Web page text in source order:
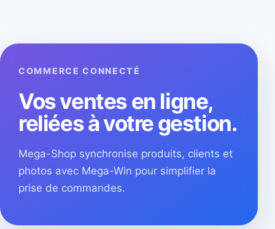
COMMERCE CONNECTÉ
Vos ventes en ligne,
reliées à votre gestion.
Mega-Shop synchronise produits, clients et
photos avec Mega-Win pour simplifier la
prise de commandes.